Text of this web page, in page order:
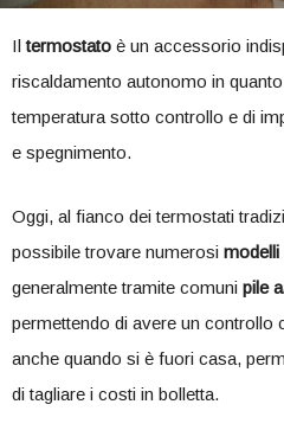
Iltermostato è un accessorio
riscaldamento autonomo in
temperatura sotto controllo e di
e spegnimento.
Oggi, al fianco dei termostati
possibile trovare numerosi modelli
generalmente tramite comuni pile
permettendo di avere un controllo
anche quando si è fuori casa,
di tagliare i costi in bolletta.